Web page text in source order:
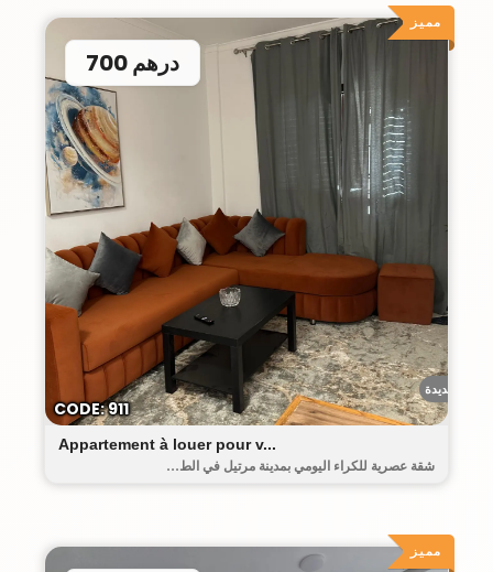
مميز
الجديدة
Appartement à louer pour v...
700 درهم
شقة عصرية للكراء اليومي بمدينة مرتيل في الط...
CODE: 911
مميز